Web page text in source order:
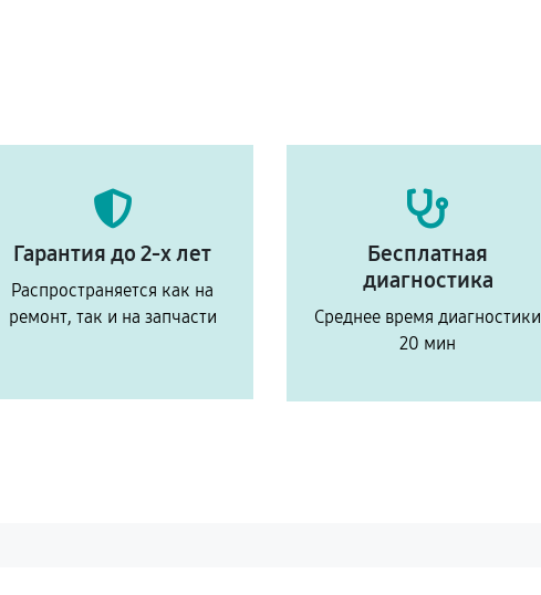
Гарантия до 2-х лет
Распространяется как на
ремонт, так и на запчасти
Бесплатная
диагностика
Среднее время диагностики
20 мин